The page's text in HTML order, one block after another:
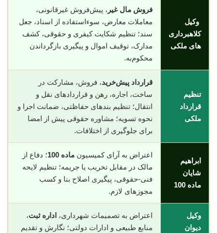
وکیل
کلاهبرداری
های ملکی
فروش مال غیر ، پیش‌فروش غیرقانونی،
معاملات معارض، سوء‌استفاده از اسناد، جعل
سند؛ تنظیم شکایت کیفری و حقوقی، کشف
مدارک، توقیف اموال و پیگیری بازگرداندن
محکوم‌به.
تنظیم
قرارداد
ملکی
قرارداد پیش‌خرید، فروش، مشارکت در
ساخت، اجاره، رهن و قراردادهای نقل و
انتقال؛ تنظیم بندهای حفاظتی، ضمانت اجرا و
نحوه تسویه؛ مشاوره حقوقی پیش از امضا
برای جلوگیری از اختلافات.
ابراهیم
شایان
ماده 100
اعتراض به آرای کمیسیون ماده 100
؛ دفاع از
مالک در مقابل تخریب یا جریمه؛ تنظیم لایحه
فنی-حقوقی، پیگیری اصلاح بنا و کسب
مجوزهای لازم.
وکیل
دیوان
اعتراض به تصمیمات شهرداری، اداره ثبت،
منابع طبیعی و ادارات دولتی؛ نگارش و تقدیم